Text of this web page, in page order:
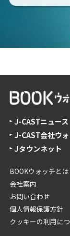
J-CASTニュース
J-CAST会社ウ
Jタウンネット
BOOKウォッチとは
会社案内
お問い合わせ
個人情報保護方針
クッキーの利用に